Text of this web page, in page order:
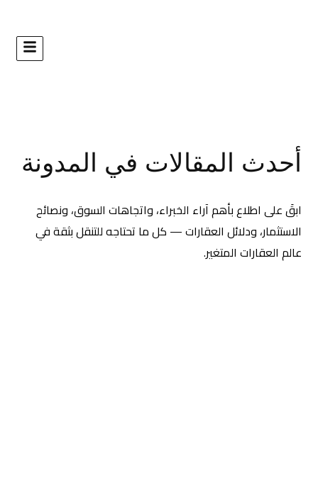
في المدونة
واتجاهات السوق، ونصائح
كل ما تحتاجه للتنقل بثقة في